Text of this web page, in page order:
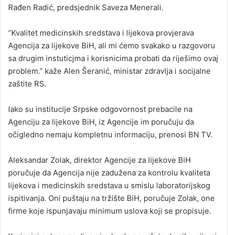
Rađen Radić, predsjednik Saveza Menerali.
“Kvalitet medicinskih sredstava i lijekova provjerava
Agencija za lijekove BiH, ali mi ćemo svakako u razgovoru
sa drugim instuticjma i korisnicima probati da riješimo ovaj
problem.” kaže Alen Šeranić, ministar zdravlja i socijalne
zaštite RS.
Iako su institucije Srpske odgovornost prebacile na
Agenciju za lijekove BiH, iz Agencije im poručuju da
očigledno nemaju kompletnu informaciju, prenosi BN TV.
Aleksandar Zolak, direktor Agencije za lijekove BiH
poručuje da Agencija nije zadužena za kontrolu kvaliteta
lijekova i medicinskih sredstava u smislu laboratorijskog
ispitivanja. Oni puštaju na tržište BiH, poručuje Zolak, one
firme koje ispunjavaju minimum uslova koji se propisuje.